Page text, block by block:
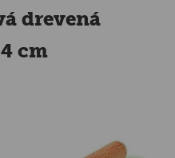
drevená
cm